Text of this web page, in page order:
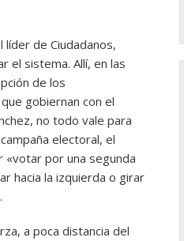
líder de Ciudadanos,
el sistema. Allí, en las
de los
gobiernan con el
no todo vale para
electoral, el
«votar por una segunda
hacia la izquierda o girar
a poca distancia del